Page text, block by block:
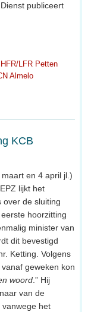
publiceert
HFR/LFR Petten
Almelo
KCB
en 4 april jl.)
lijkt het
over de sluiting
hoorzitting
minister van
dit bevestigd
Ketting. Volgens
geweken kon
woord.” Hij
van de
het